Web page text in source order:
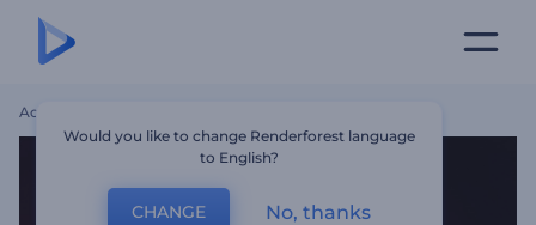
Accueil
Would you like to change Renderforest language
to English?
CHANGE No, thanks